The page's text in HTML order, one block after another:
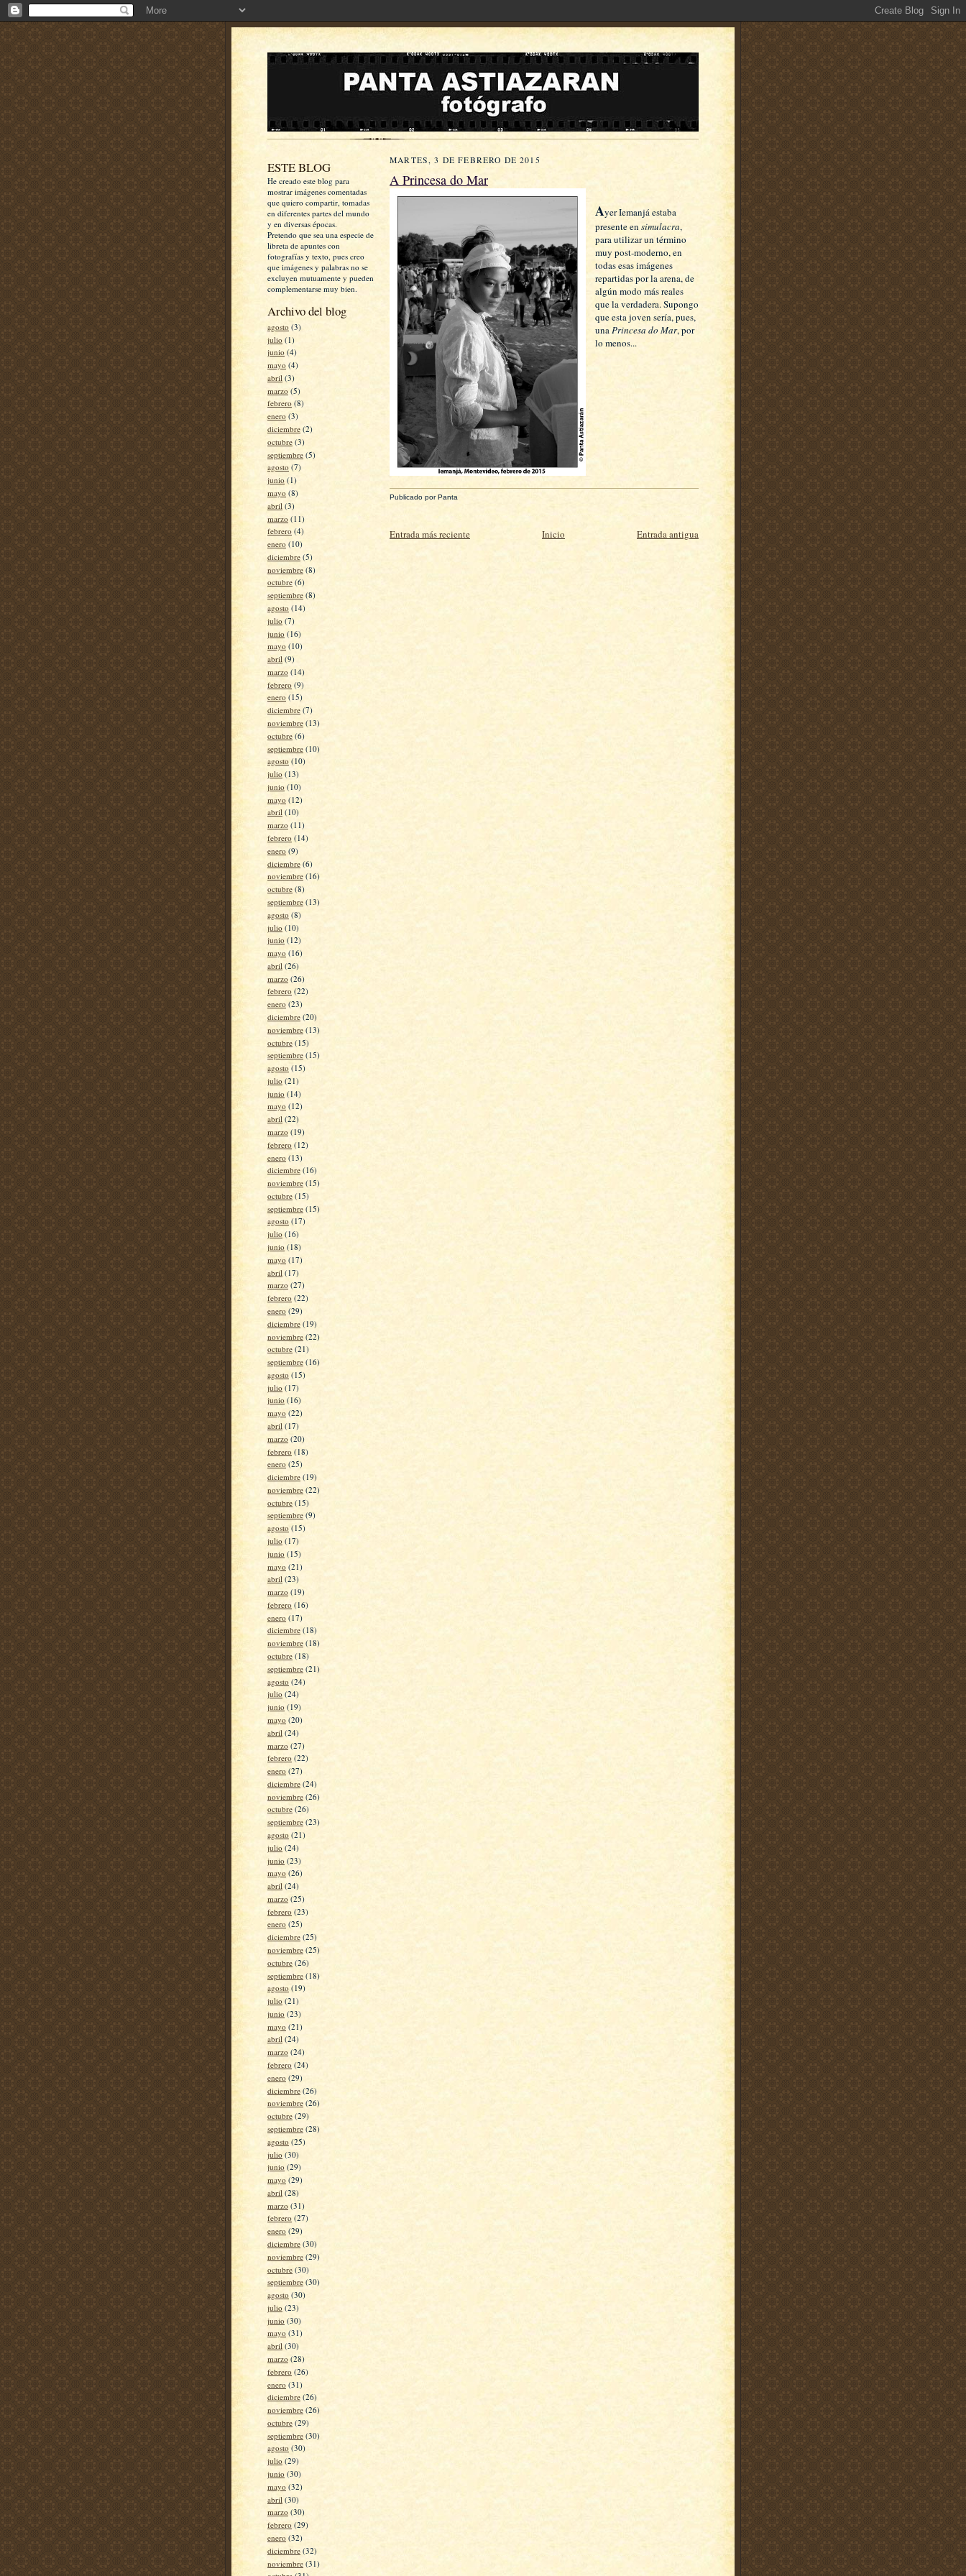
ESTE BLOG
He creado este blog para
mostrar imágenes comentadas
que quiero compartir, tomadas
en diferentes partes del mundo
y en diversas épocas.
Pretendo que sea una especie de
libreta de apuntes con
fotografías y texto, pues creo
que imágenes y palabras no se
excluyen mutuamente y pueden
complementarse muy bien.
Archivo del blog
agosto (3)
julio (1)
junio (4)
mayo (4)
abril (3)
marzo (5)
febrero (8)
enero (3)
diciembre (2)
octubre (3)
septiembre (5)
agosto (7)
junio (1)
mayo (8)
abril (3)
marzo (11)
febrero (4)
enero (10)
diciembre (5)
noviembre (8)
octubre (6)
septiembre (8)
agosto (14)
julio (7)
junio (16)
mayo (10)
abril (9)
marzo (14)
febrero (9)
enero (15)
diciembre (7)
noviembre (13)
octubre (6)
septiembre (10)
agosto (10)
julio (13)
junio (10)
mayo (12)
abril (10)
marzo (11)
febrero (14)
enero (9)
diciembre (6)
noviembre (16)
octubre (8)
septiembre (13)
agosto (8)
julio (10)
junio (12)
mayo (16)
abril (26)
marzo (26)
febrero (22)
enero (23)
diciembre (20)
noviembre (13)
octubre (15)
septiembre (15)
agosto (15)
julio (21)
junio (14)
mayo (12)
abril (22)
marzo (19)
febrero (12)
enero (13)
diciembre (16)
noviembre (15)
octubre (15)
septiembre (15)
agosto (17)
julio (16)
junio (18)
mayo (17)
abril (17)
marzo (27)
febrero (22)
enero (29)
diciembre (19)
noviembre (22)
octubre (21)
septiembre (16)
agosto (15)
julio (17)
junio (16)
mayo (22)
abril (17)
marzo (20)
febrero (18)
enero (25)
diciembre (19)
noviembre (22)
octubre (15)
septiembre (9)
agosto (15)
julio (17)
junio (15)
mayo (21)
abril (23)
marzo (19)
febrero (16)
enero (17)
diciembre (18)
noviembre (18)
octubre (18)
septiembre (21)
agosto (24)
julio (24)
junio (19)
mayo (20)
abril (24)
marzo (27)
febrero (22)
enero (27)
diciembre (24)
noviembre (26)
octubre (26)
septiembre (23)
agosto (21)
julio (24)
junio (23)
mayo (26)
abril (24)
marzo (25)
febrero (23)
enero (25)
diciembre (25)
noviembre (25)
octubre (26)
septiembre (18)
agosto (19)
julio (21)
junio (23)
mayo (21)
abril (24)
marzo (24)
febrero (24)
enero (29)
diciembre (26)
noviembre (26)
octubre (29)
septiembre (28)
agosto (25)
julio (30)
junio (29)
mayo (29)
abril (28)
marzo (31)
febrero (27)
enero (29)
diciembre (30)
noviembre (29)
octubre (30)
septiembre (30)
agosto (30)
julio (23)
junio (30)
mayo (31)
abril (30)
marzo (28)
febrero (26)
enero (31)
diciembre (26)
noviembre (26)
octubre (29)
septiembre (30)
agosto (30)
julio (29)
junio (30)
mayo (32)
abril (30)
marzo (30)
febrero (29)
enero (32)
diciembre (32)
noviembre (31)
MARTES, 3 DE FEBRERO DE 2015
A Princesa do Mar
Ayer Iemanjá estaba
presente en simulacra,
para utilizar un término
muy post-moderno, en
todas esas imágenes
repartidas por la arena, de
algún modo más reales
que la verdadera. Supongo
que esta joven sería, pues,
unaPrincesa do Mar, por
lo menos...
Publicado porPanta
Entrada más reciente Entrada antigua
Inicio